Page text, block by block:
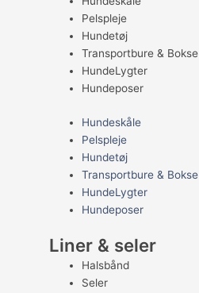
Pelspleje
Hundetøj
Transportbure & Bokse
HundeLygter
Hundeposer
Hundeskåle
Pelspleje
Hundetøj
Transportbure & Bokse
HundeLygter
Hundeposer
Liner & seler
Halsbånd
Seler